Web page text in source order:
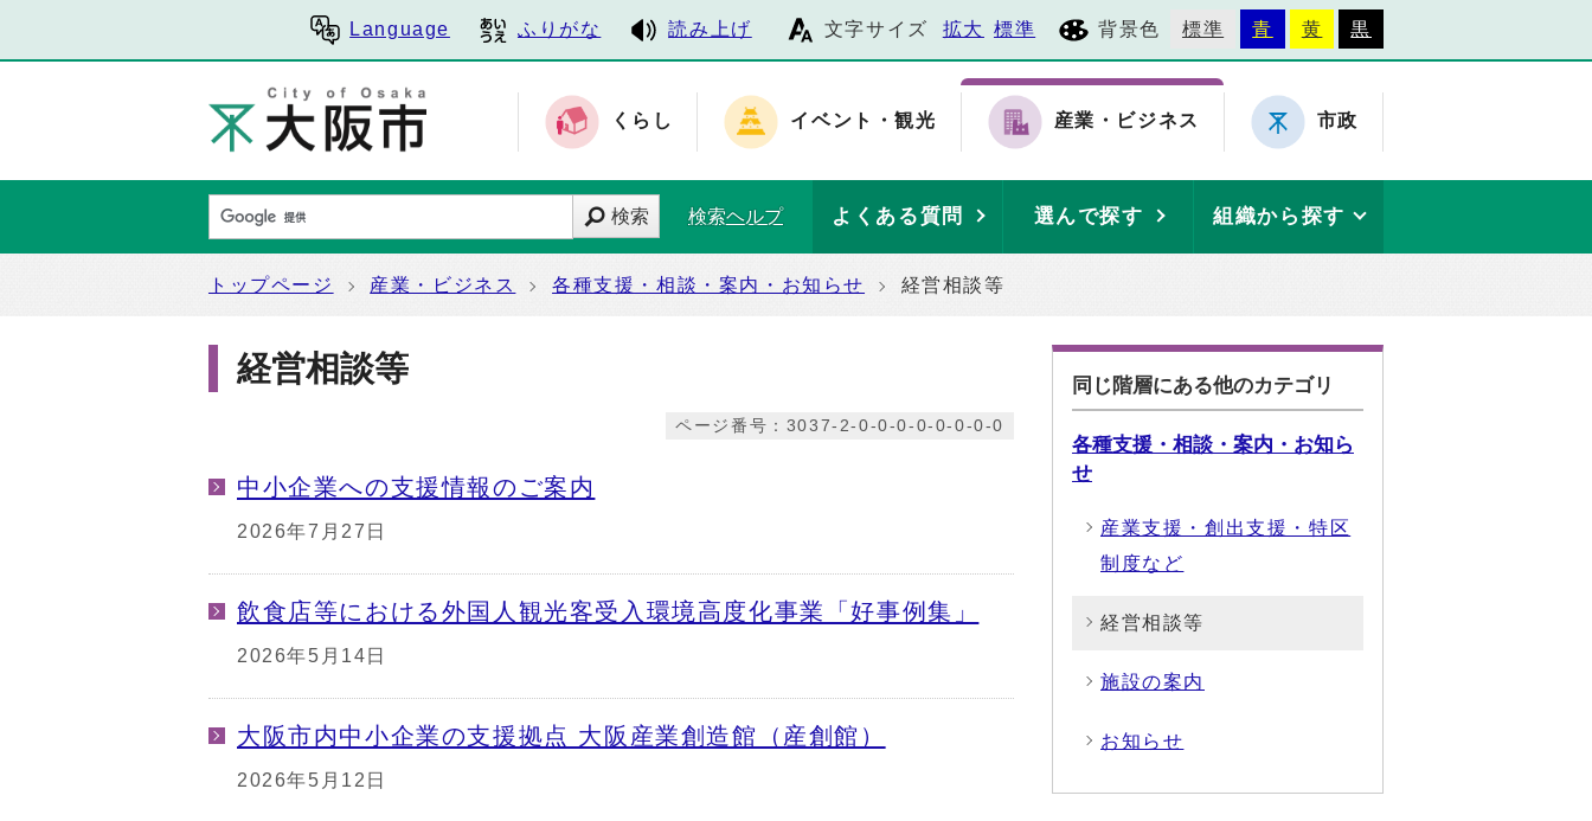
Language ふりがな 読み上げ 文字サイズ 拡大 標準 背景色 標準 青 黄 黒
くらし イベント・観光 産業・ビジネス 市政
検索 検索ヘルプ よくある質問 選んで探す 組織から探す
トップページ 産業・ビジネス 各種支援・相談・案内・お知らせ 経営相談等
経営相談等
ページ番号：3037-2-0-0-0-0-0-0-0-0
中小企業への支援情報のご案内
2026年7月27日
飲食店等における外国人観光客受入環境高度化事業「好事例集」
2026年5月14日
大阪市内中小企業の支援拠点 大阪産業創造館（産創館）
2026年5月12日
同じ階層にある他のカテゴリ
各種支援・相談・案内・お知ら
せ
産業支援・創出支援・特区
制度など
経営相談等
施設の案内
お知らせ